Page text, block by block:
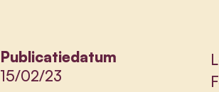
Publicatiedatum
15/02/23